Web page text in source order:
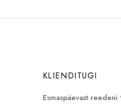
KLIENDITUGI
Esmaspäevast